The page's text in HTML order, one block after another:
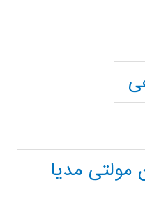
مولتی مدیا